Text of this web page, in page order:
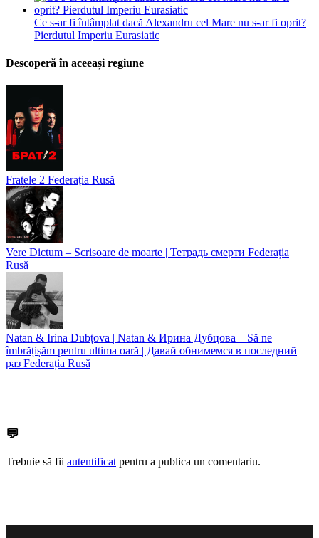
Ce s-ar fi întâmplat dacă Alexandru cel Mare nu s-ar fi oprit?
Pierdutul Imperiu Eurasiatic
Descoperă în aceeași regiune
Fratele 2 Federația Rusă
Vere Dictum – Scrisoare de moarte | Тетрадь смерти Federația
Rusă
Natan & Irina Dubțova | Natan & Ирина Дубцова – Să ne
îmbrățișăm pentru ultima oară | Давай обнимемся в последний
раз Federația Rusă
💬
Trebuie să fii autentificat pentru a publica un comentariu.